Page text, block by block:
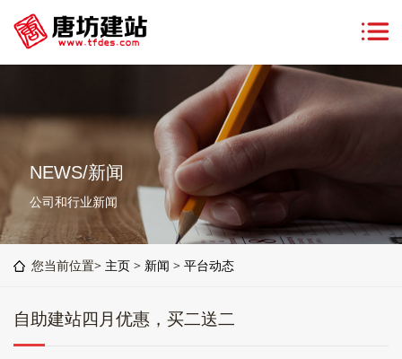
NEWS/新闻
公司和行业新闻
您当前位置> 主页 > 新闻 > 平台动态
自助建站四月优惠，买二送二